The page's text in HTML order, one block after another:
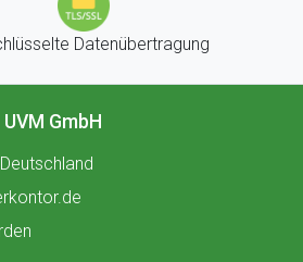
Datenübertragung
GmbH